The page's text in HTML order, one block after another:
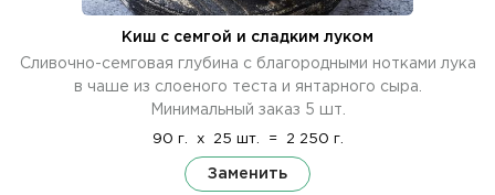
Киш с семгой и сладким луком
Сливочно-семговая глубина с благородными нотками лука
в чаше из слоеного теста и янтарного сыра.
Минимальный заказ 5 шт.
90 г. x 25 шт. = 2 250 г.
Заменить